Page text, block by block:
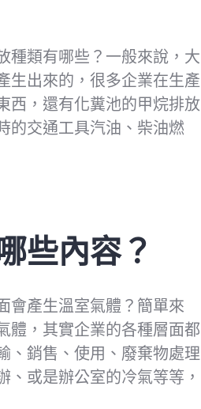
種類有哪些？一般來說，大
生出來的，很多企業在生產
西，還有化糞池的甲烷排放
的交通工具汽油、柴油燃
些內容？
會產生溫室氣體？簡單來
體，其實企業的各種層面都
、銷售、使用、廢棄物處理
、或是辦公室的冷氣等等，